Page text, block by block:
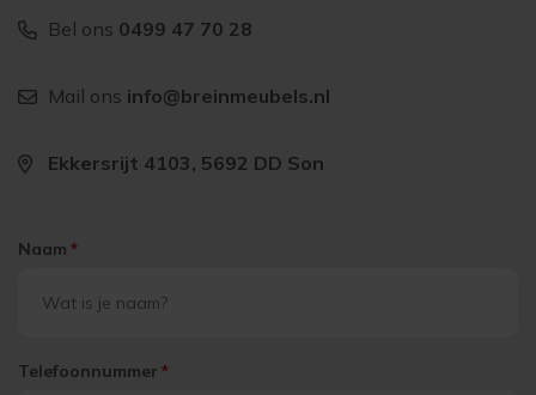
Bel ons 0499 47 70 28
Mail ons info@breinmeubels.nl
Ekkersrijt 4103, 5692 DD Son
Naam *
Telefoonnummer *